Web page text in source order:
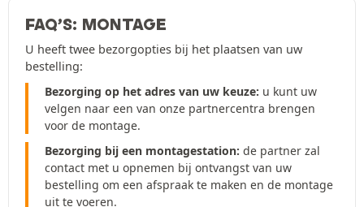
FAQ’S: MONTAGE
U heeft twee bezorgopties bij het plaatsen van uw
bestelling:
Bezorging op het adres van uw keuze: u kunt uw
velgen naar een van onze partnercentra brengen
voor de montage.
Bezorging bij een montagestation: de partner zal
contact met u opnemen bij ontvangst van uw
bestelling om een afspraak te maken en de montage
uit te voeren.